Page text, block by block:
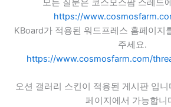
모든 질문은 코스모스팜 스레드
https://
KBoard가 적용된 워드프레스 홈페이지
주세요.
https://www.cosmosfarm.com/
오션 갤러리 스킨이 적용된 게시판 입
페이지에서 가능합니